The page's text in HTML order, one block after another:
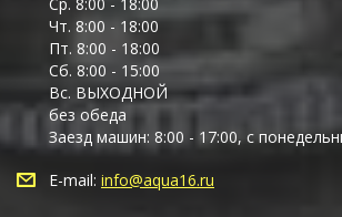
Чт. 8:00 - 18:00
Пт. 8:00 - 18:00
Сб. 8:00 - 15:00
Вс. ВЫХОДНОЙ
без обеда
Заезд машин: 8:00 - 17:00, с
E-mail: info@aqua16.ru